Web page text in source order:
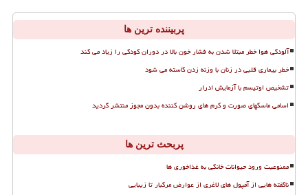
پربیننده ترین ها
آلودگی هوا خطر مبتلا شدن به فشار خون بالا در دوران کودکی را زیاد می کند
خطر بیماری قلبی در زنان با وزنه زدن کاسته می شود
تشخیص اوتیسم با آزمایش ادرار
اسامی ماسکهای صورت و کرم های روشن کننده بدون مجوز منتشر گردید
پربحث ترین ها
ممنوعیت ورود حیوانات خانگی به غذاخوری ها
ناگفته هایی از آمپول های لاغری از عوارض مرگبار تا زیبایی